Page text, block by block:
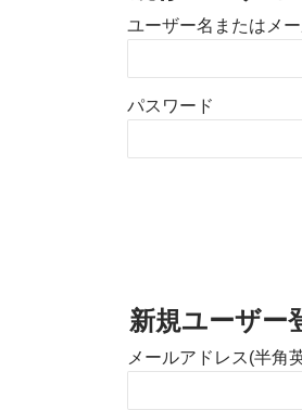
ユーザー名またはメ
パスワード
新規ユーザー
メールアドレス(半角